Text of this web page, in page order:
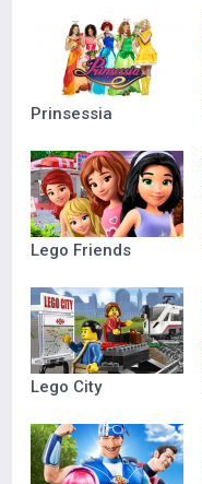
Prinsessia
Lego Friends
Lego City